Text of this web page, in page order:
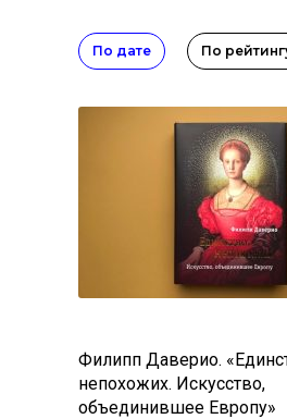
По дате По
Филипп Даверио.
непохожих. Искусство,
объединившее Европу»